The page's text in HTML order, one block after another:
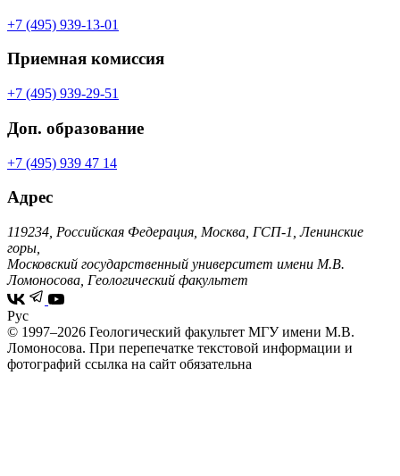
+7 (495) 939-13-01
Приемная комиссия
+7 (495) 939-29-51
Доп. образование
+7 (495) 939 47 14
Адрес
119234, Российская Федерация, Москва, ГСП-1, Ленинские
горы,
Московский государственный университет имени М.В.
Ломоносова, Геологический факультет
Рус
© 1997–2026 Геологический факультет МГУ имени М.В.
Ломоносова. При перепечатке текстовой информации и
фотографий ссылка на сайт обязательна